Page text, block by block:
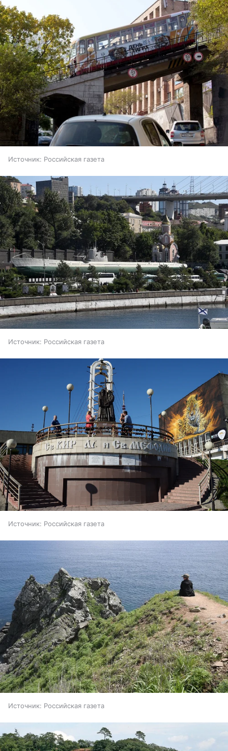
Источник: Российская газета
Источник: Российская газета
Источник: Российская газета
Источник: Российская газета